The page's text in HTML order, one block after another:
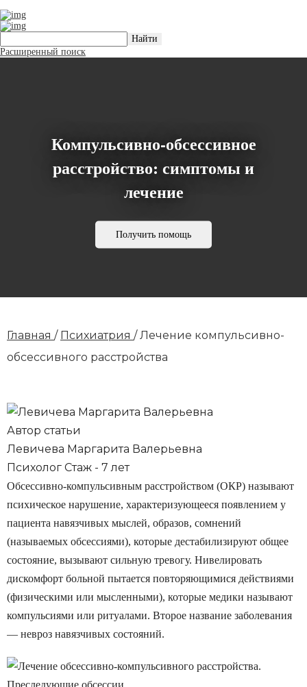
Расширенный поиск
Компульсивно-обсессивное
расстройство: симптомы и
лечение
Получить помощь
Главная / Психиатрия /Лечение компульсивно-
обсессивного расстройства
Автор статьи
Левичева Маргарита Валерьевна
Психолог Стаж - 7 лет
Обсессивно-компульсивным расстройством (ОКР) называют
психическое нарушение, характеризующееся появлением у
пациента навязчивых мыслей, образов, сомнений
(называемых обсессиями), которые дестабилизируют общее
состояние, вызывают сильную тревогу. Нивелировать
дискомфорт больной пытается повторяющимися действиями
(физическими или мысленными), которые медики называют
компульсиями или ритуалами. Второе название заболевания
― невроз навязчивых состояний.